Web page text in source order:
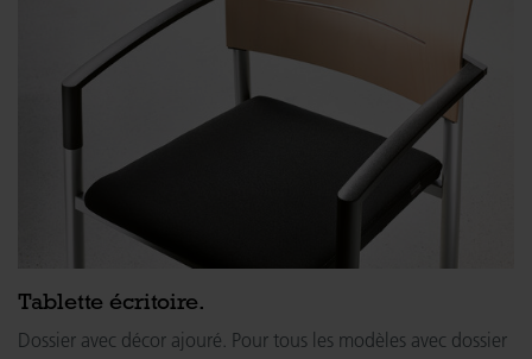
Tablette écritoire.
Dossier avec décor ajouré. Pour tous les modèles avec dossier